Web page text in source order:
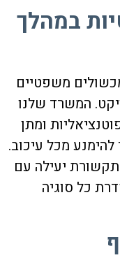
במהלך
משפטיים
המשרד שלנו
ומתן
מכל עיכוב.
תקשורת יעילה עם
כל סוגיה